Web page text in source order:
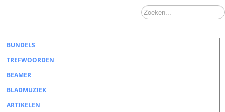
BUNDELS
TREFWOORDEN
BEAMER
BLADMUZIEK
ARTIKELEN